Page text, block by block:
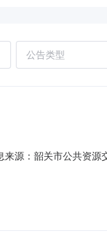
源：韶关市公共资
修改的主要内容递交时